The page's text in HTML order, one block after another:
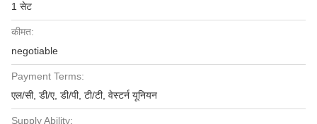
1 सेट
कीमत:
negotiable
Payment Terms:
एल/सी, डी/ए, डी/पी, टी/टी, वेस्टर्न यूनियन
Supply Ability: